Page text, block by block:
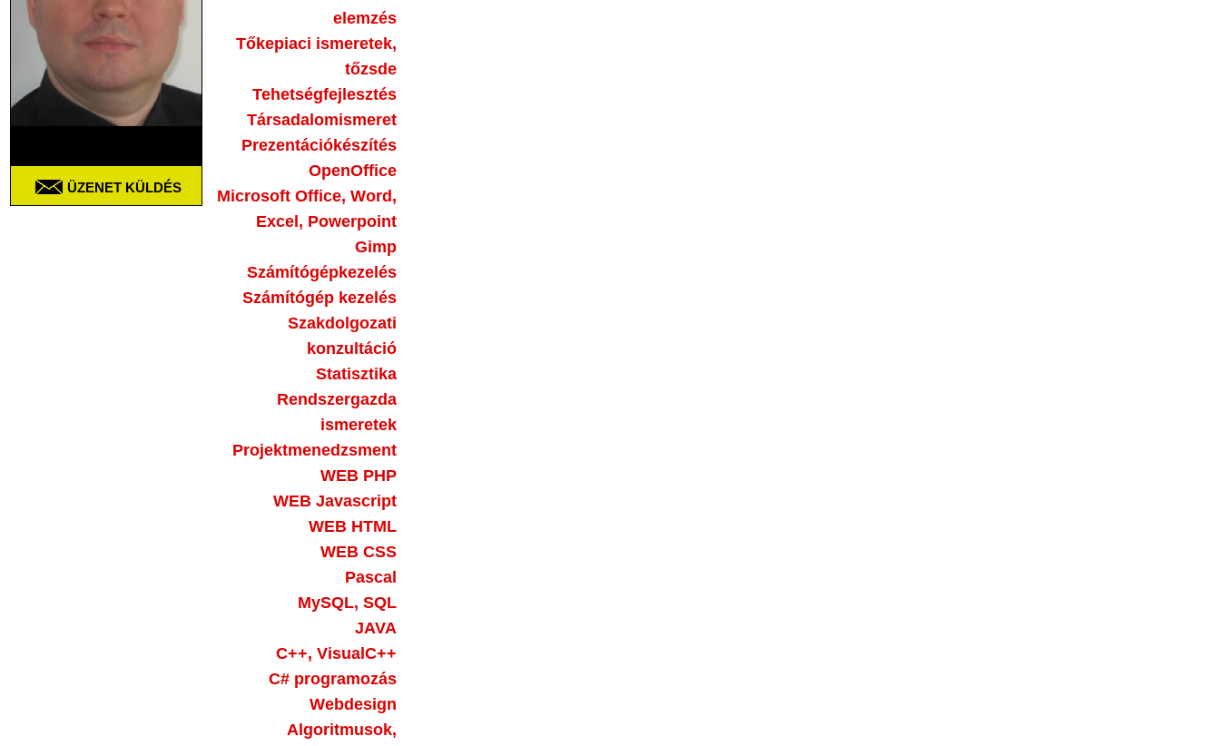
ÜZENET KÜLDÉS
elemzés
Tőkepiaci ismeretek,
tőzsde
Tehetségfejlesztés
Társadalomismeret
Prezentációkészítés
OpenOffice
Microsoft Office, Word,
Excel, Powerpoint
Gimp
Számítógépkezelés
Számítógép kezelés
Szakdolgozati
konzultáció
Statisztika
Rendszergazda
ismeretek
Projektmenedzsment
WEB PHP
WEB Javascript
WEB HTML
WEB CSS
Pascal
MySQL, SQL
JAVA
C++, VisualC++
C# programozás
Webdesign
Algoritmusok,